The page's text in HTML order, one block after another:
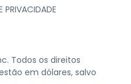
PRIVACIDADE
Todos os direitos
em dólares, salvo